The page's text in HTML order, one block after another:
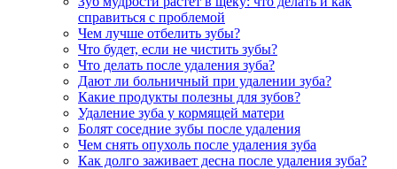
справиться с проблемой
Чем лучше отбелить зубы?
Что будет, если не чистить зубы?
Что делать после удаления зуба?
Дают ли больничный при удалении зуба?
Какие продукты полезны для зубов?
Удаление зуба у кормящей матери
Болят соседние зубы после удаления
Чем снять опухоль после удаления зуба
Как долго заживает десна после удаления зуба?